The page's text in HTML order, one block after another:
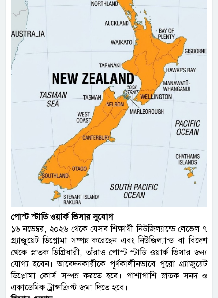
পোস্ট স্টাডি ওয়ার্ক ভিসার সুযোগ
১৬ নভেম্বর, ২০২৬ থেকে যেসব শিক্ষার্থী নিউজিল্যান্ডে লেভেল ৭
গ্র্যাজুয়েট ডিপ্লোমা সম্পন্ন করেছেন এবং নিউজিল্যান্ড বা বিদেশ
থেকে স্নাতক ডিগ্রিধারী, তাঁরাও পোস্ট স্টাডি ওয়ার্ক ভিসার জন্য
যোগ্য হবেন। আবেদনকারীকে পূর্ণকালীনভাবে পুরো গ্র্যাজুয়েট
ডিপ্লোমা কোর্স সম্পন্ন করতে হবে। পাশাপাশি স্নাতক সনদ ও
একাডেমিক ট্রান্সক্রিপ্ট জমা দিতে হবে।